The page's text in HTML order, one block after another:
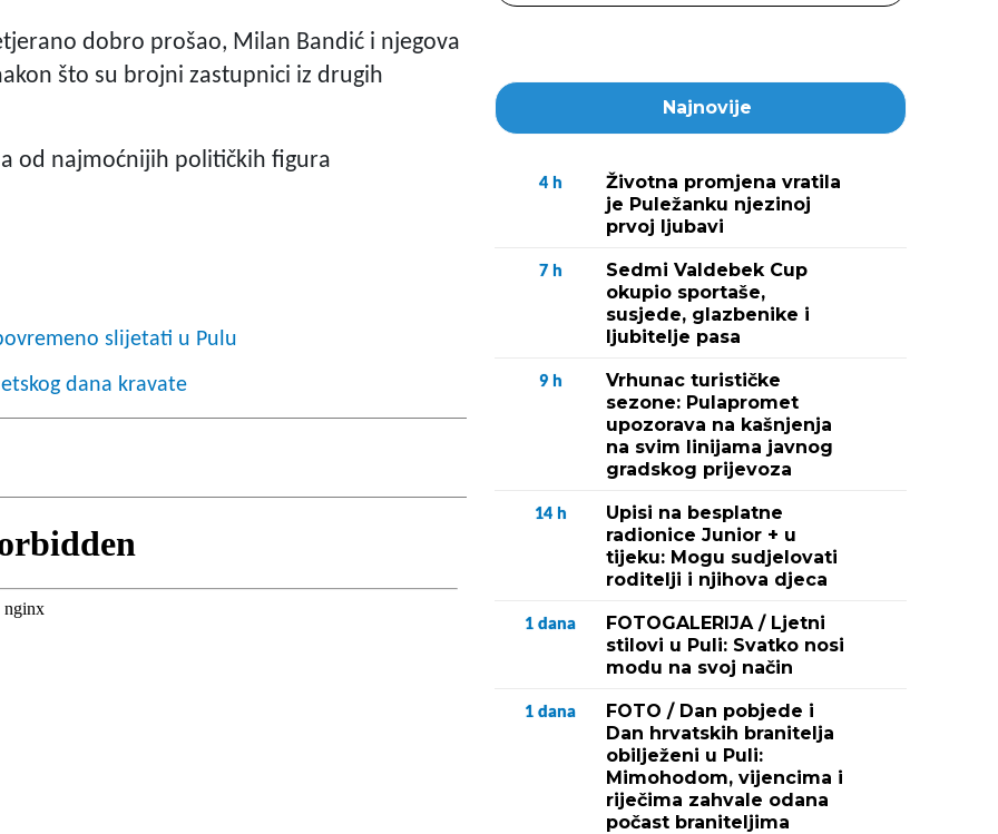
dobro prošao, Milan Bandić i njegova
što su brojni zastupnici iz drugih
od najmoćnijih političkih figura
slijetati u Pulu
dana kravate
Najnovije
4 h
Životna promjena vratila
je Puležanku njezinoj
prvoj ljubavi
7 h
Sedmi Valdebek Cup
okupio sportaše,
susjede, glazbenike i
ljubitelje pasa
9 h
Vrhunac turističke
sezone: Pulapromet
upozorava na kašnjenja
na svim linijama javnog
gradskog prijevoza
14 h
Upisi na besplatne
radionice Junior + u
tijeku: Mogu sudjelovati
roditelji i njihova djeca
1 dana
FOTOGALERIJA / Ljetni
stilovi u Puli: Svatko nosi
modu na svoj način
1 dana
FOTO / Dan pobjede i
Dan hrvatskih branitelja
obilježeni u Puli:
Mimohodom, vijencima i
riječima zahvale odana
počast braniteljima